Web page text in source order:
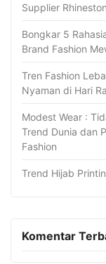
Supplier
Bongkar 5
Brand Fashion
Tren Fashion
Nyaman di Hari
Modest Wear :
Trend Dunia dan
Fashion
Trend Hijab
Komentar